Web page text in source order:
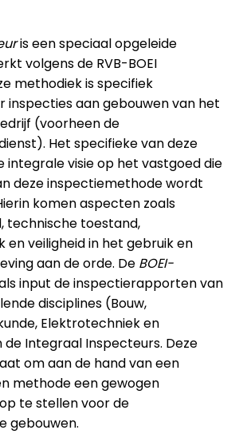
is een speciaal opgeleide
volgens de RVB-BOEI
methodiek is specifiek
inspecties aan gebouwen van het
(voorheen de
Het specifieke van deze
integrale visie op het vastgoed die
deze inspectiemethode wordt
komen aspecten zoals
technische toestand,
en veiligheid in het gebruik en
aan de orde. De BOEI-
input de inspectierapporten van
disciplines (Bouw,
Elektrotechniek en
Integraal Inspecteurs. Deze
om aan de hand van een
methode een gewogen
te stellen voor de
gebouwen.